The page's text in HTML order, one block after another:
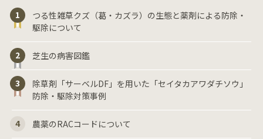
つる性雑草クズ（葛・カズラ）の生態と薬剤による防除・
駆除について
芝生の病害図鑑
除草剤「サーベルDF」を用いた「セイタカアワダチソウ」
防除・駆除対策事例
農薬のRACコードについて